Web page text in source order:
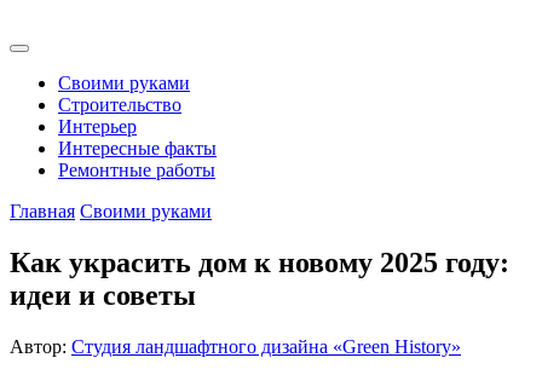
Своими руками
Строительство
Интерьер
Интересные факты
Ремонтные работы
Главная Своими руками
Как украсить дом к новому 2025 году:
идеи и советы
Автор: Студия ландшафтного дизайна «Green History»